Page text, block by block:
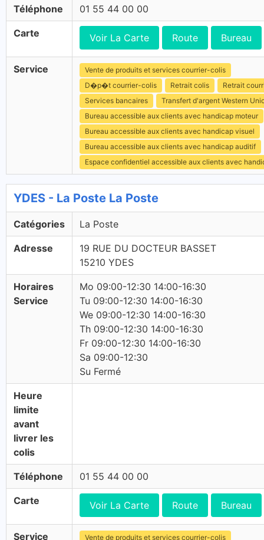
Téléphone 01 55 44 00 00
Carte Voir La Carte Route Bureau
Service
Vente de produits et services courrier-colis
D�p�t courrier-colis
Retrait colis
Retrait
Services bancaires
Transfert d'argent Western
Bureau accessible aux clients avec handicap moteur
Bureau accessible aux clients avec handicap visuel
Bureau accessible aux clients avec handicap auditif
Espace confidentiel accessible aux clients avec
YDES - La Poste La Poste
Catégories La Poste
Adresse
19 RUE DU DOCTEUR BASSET
15210 YDES
Horaires
Service
Mo 09:00-12:30 14:00-16:30
Tu 09:00-12:30 14:00-16:30
We 09:00-12:30 14:00-16:30
Th 09:00-12:30 14:00-16:30
Fr 09:00-12:30 14:00-16:30
Sa 09:00-12:30
Su Fermé
Heure
limite
avant
livrer les
colis
Téléphone 01 55 44 00 00
Carte Voir La Carte Route Bureau
Service Vente de produits et services courrier-colis